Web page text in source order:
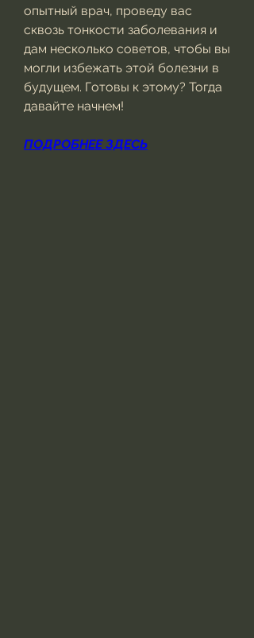
опытный врач, проведу вас
сквозь тонкости заболевания и
дам несколько советов, чтобы вы
могли избежать этой болезни в
будущем. Готовы к этому? Тогда
давайте начнем!
ПОДРОБНЕЕ ЗДЕСЬ